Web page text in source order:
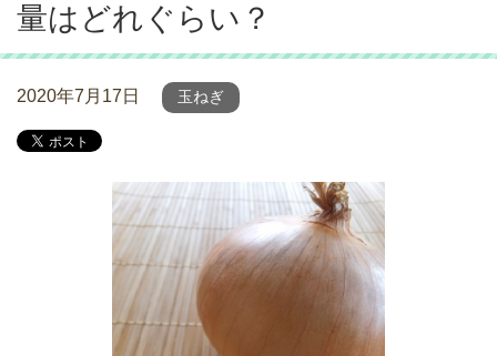
量はどれぐらい？
2020年7月17日 玉ねぎ